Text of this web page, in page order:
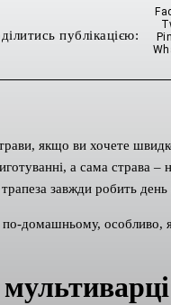
публікацією:
якщо ви хочете
а сама страва –
завжди робить
по-домашньому,